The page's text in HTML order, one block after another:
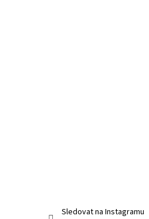
Sledovat na Instagramu